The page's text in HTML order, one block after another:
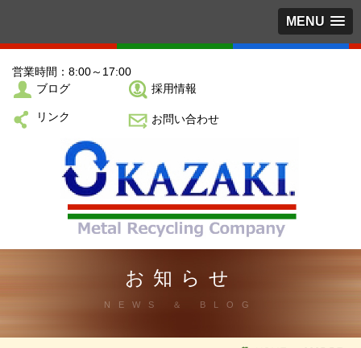
MENU
営業時間：8:00～17:00
ブログ
採用情報
リンク お問い合わせ
お知らせ
NEWS ＆ BLOG